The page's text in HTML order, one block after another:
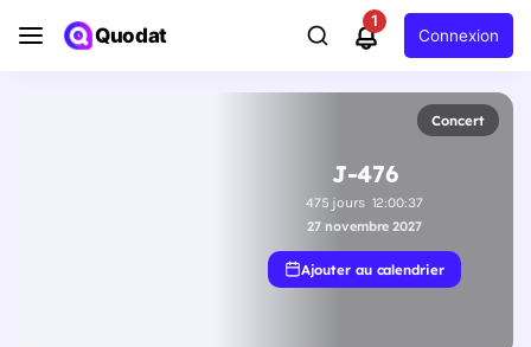
Quodat
1
Connexion
Concert
J-476
475 jours 12:00:36
27 novembre 2027
Ajouter au calendrier